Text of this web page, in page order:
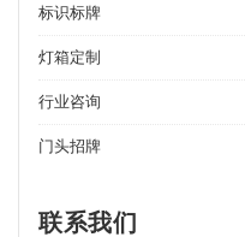
标识标牌
灯箱定制
行业咨询
门头招牌
联系我们